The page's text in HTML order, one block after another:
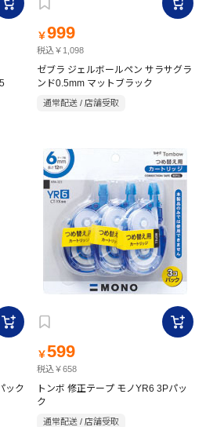
￥999
税込￥1,098
ゼブラ ジェルボールペン サラサグラ
ンド0.5mm マットブラック
通常配送 / 店舗受取
ック
￥599
税込￥658
トンボ 修正テープ モノYR6 3Pパッ
ク
通常配送 / 店舗受取